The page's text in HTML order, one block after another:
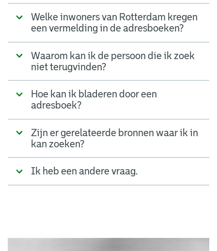
Welke inwoners van Rotterdam kregen
een vermelding in de adresboeken?
Waarom kan ik de persoon die ik zoek
niet terugvinden?
Hoe kan ik bladeren door een
adresboek?
Zijn er gerelateerde bronnen waar ik in
kan zoeken?
Ik heb een andere vraag.